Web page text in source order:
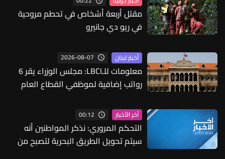
مقتل أربعة أشخاص في تحطم مروحية
في ريو دي جانيرو
أخبار لبنان 2026-08-07
معلومات للـLBCI: مجلس الوزراء يقر 6
رواتب إضافية لموظفي القطاع العام
آخر الأخبار 00:12
التحكم المروري: نذكر المواطنين أنه
سيتم تحويل الطريق البحرية لتصبح من